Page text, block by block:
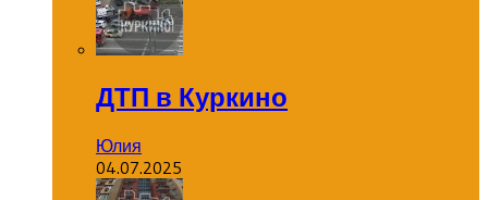
ДТП в Куркино
Юлия
04.07.2025